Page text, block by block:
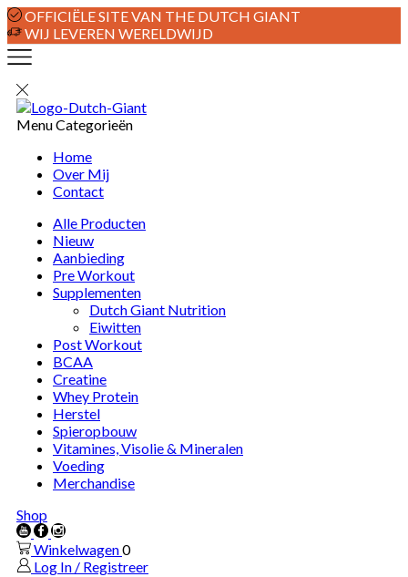
OFFICIËLE SITE VAN THE DUTCH GIANT
WIJ LEVEREN WERELDWIJD
MenuCategorieën
Home
Over Mij
Contact
Alle Producten
Nieuw
Aanbieding
Pre Workout
Supplementen
Dutch Giant Nutrition
Eiwitten
Post Workout
BCAA
Creatine
Whey Protein
Herstel
Spieropbouw
Vitamines, Visolie & Mineralen
Voeding
Merchandise
Shop
Youtube
Facebook
Instagram
Winkelwagen0
Log In / Registreer